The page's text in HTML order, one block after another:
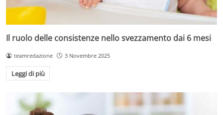
Il ruolo delle consistenze nello svezzamento dai 6 mesi
teamredazione 3 Novembre 2025
Leggi di più